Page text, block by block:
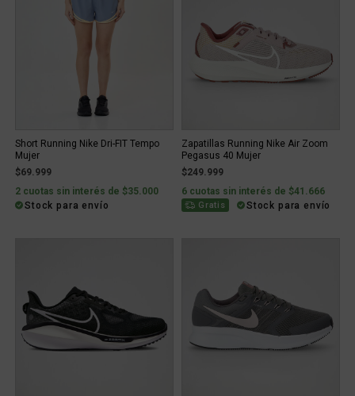
Short Running Nike Dri-FIT Tempo
Mujer
$69.999
2 cuotas sin interés de $35.000
Stock para envío
Zapatillas Running Nike Air Zoom
Pegasus 40 Mujer
$249.999
6 cuotas sin interés de $41.666
Gratis Stock para envío